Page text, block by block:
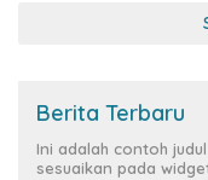
Berita Terbaru
Ini adalah contoh
sesuaikan pada